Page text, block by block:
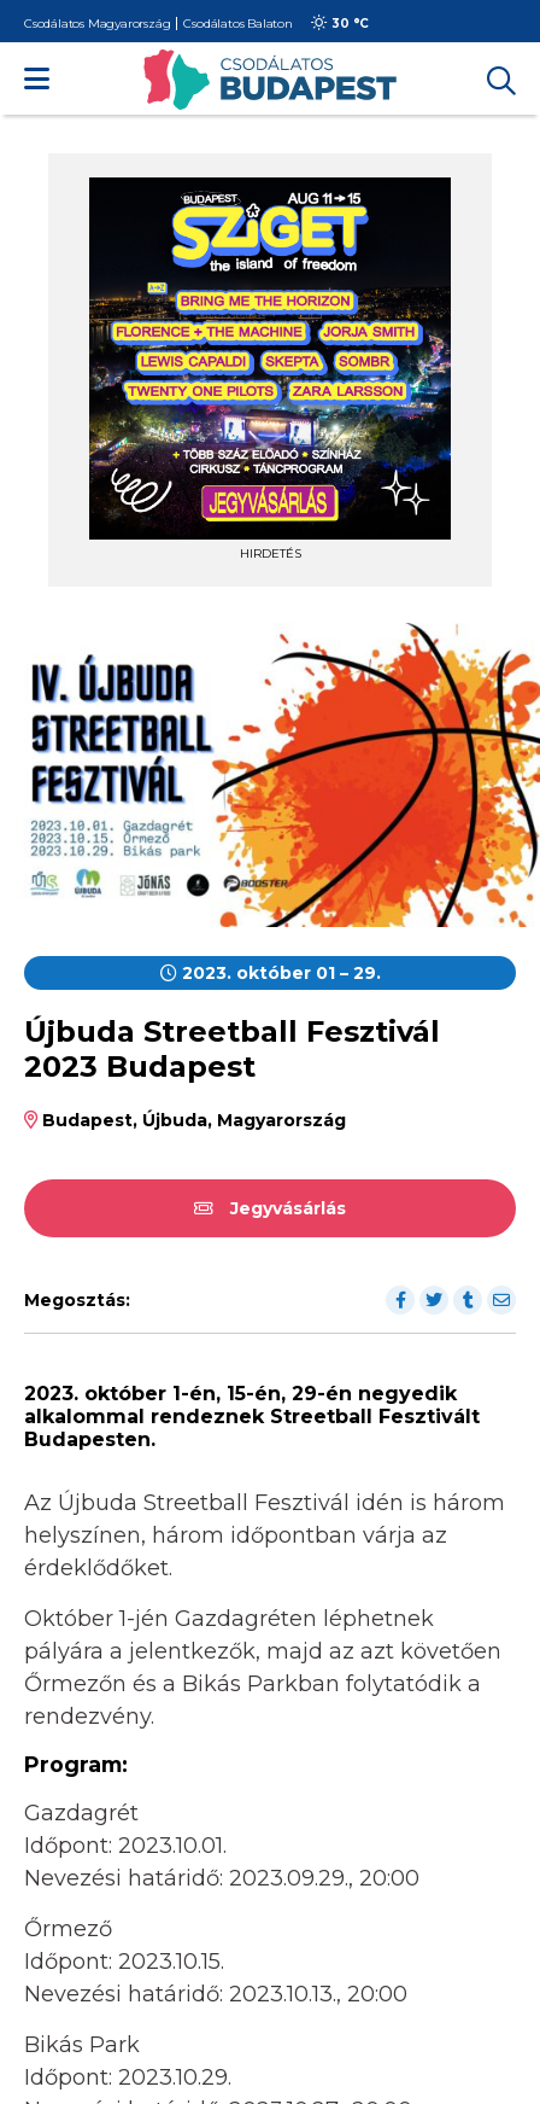
Csodálatos Magyarország Csodálatos Balaton 30 °C
HIRDETÉS
2023. október 01 – 29.
Újbuda Streetball Fesztivál
2023 Budapest
Budapest, Újbuda, Magyarország
Jegyvásárlás
Megosztás:
2023. október 1-én, 15-én, 29-én negyedik
alkalommal rendeznek Streetball Fesztivált
Budapesten.
Az Újbuda Streetball Fesztivál idén is három
helyszínen, három időpontban várja az
érdeklődőket.
Október 1-jén Gazdagréten léphetnek
pályára a jelentkezők, majd az azt követően
Őrmezőn és a Bikás Parkban folytatódik a
rendezvény.
Program:
Gazdagrét
Időpont: 2023.10.01.
Nevezési határidő: 2023.09.29., 20:00
Őrmező
Időpont: 2023.10.15.
Nevezési határidő: 2023.10.13., 20:00
Bikás Park
Időpont: 2023.10.29.